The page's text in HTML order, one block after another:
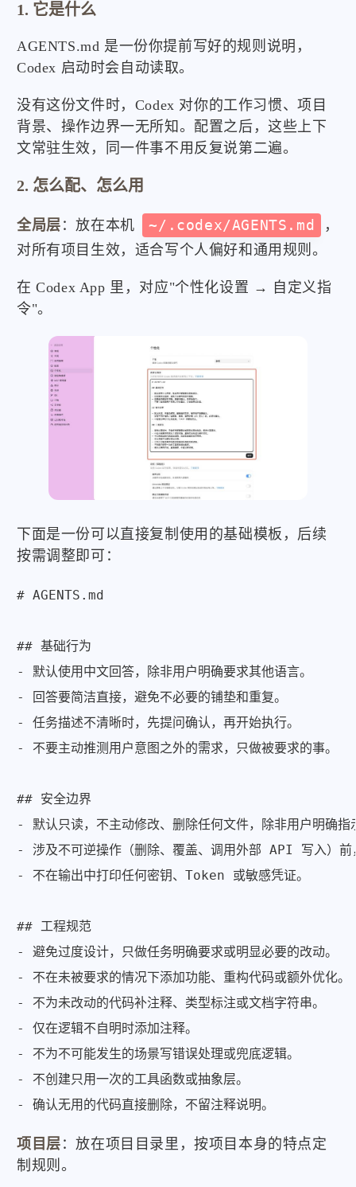
1. 它是什么
AGENTS.md 是一份你提前写好的规则说明，
Codex 启动时会自动读取。
没有这份文件时，Codex 对你的工作习惯、项目
背景、操作边界一无所知。配置之后，这些上下
文常驻生效，同一件事不用反复说第二遍。
2. 怎么配、怎么用
全局层 ：放在本机 ~/.codex/AGENTS.md
，
对所有项目生效，适合写个人偏好和通用规则。
在 Codex App 里，对应"个性化设置 → 自定义指
令"。
下面是一份可以直接复制使用的基础模板，后续
按需调整即可：
# AGENTS.md
## 基础行为
- 默认使用中文回答，除非用户明确要求其他语言。
- 回答要简洁直接，避免不必要的铺垫和重复。
- 任务描述不清晰时，先提问确认，再开始执行。
- 不要主动推测用户意图之外的需求，只做被要求的事。
## 安全边界
- 默认只读，不主动修改、删除任何文件，除非用户明确指
- 涉及不可逆操作（删除、覆盖、调用外部 API 写入）前
- 不在输出中打印任何密钥、Token 或敏感凭证。
## 工程规范
- 避免过度设计，只做任务明确要求或明显必要的改动。
- 不在未被要求的情况下添加功能、重构代码或额外优化。
- 不为未改动的代码补注释、类型标注或文档字符串。
- 仅在逻辑不自明时添加注释。
- 不为不可能发生的场景写错误处理或兜底逻辑。
- 不创建只用一次的工具函数或抽象层。
- 确认无用的代码直接删除，不留注释说明。
项目层 ：放在项目目录里，按项目本身的特点定
制规则。